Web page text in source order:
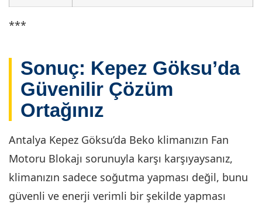
***
Sonuç: Kepez Göksu’da
Güvenilir Çözüm
Ortağınız
Antalya Kepez Göksu’da Beko klimanızın Fan
Motoru Blokajı sorunuyla karşı karşıyaysanız,
klimanızın sadece soğutma yapması değil, bunu
güvenli ve enerji verimli bir şekilde yapması